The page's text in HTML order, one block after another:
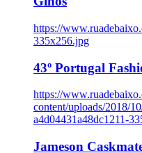
https://
335x256.jpg
43º Portugal
https://
content/uploads/2018/
a4d04431a48dc1211-
Jameson